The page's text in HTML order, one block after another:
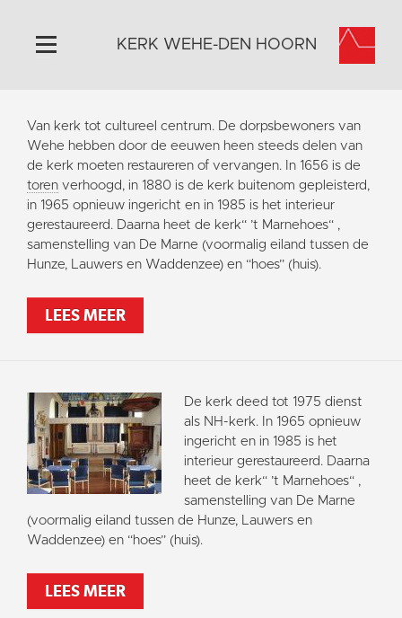
Home
Algemeen
Historie
Omgeving
Activiteiten
Steun ons
Contact
Vaktaal
KERK WEHE-DEN HOORN
Van kerk tot cultureel centrum. De dorpsbewoners van
Wehe hebben door de eeuwen heen steeds delen van
de kerk moeten restaureren of vervangen. In 1656 is de
toren verhoogd, in 1880 is de kerk buitenom gepleisterd,
in 1965 opnieuw ingericht en in 1985 is het interieur
gerestaureerd. Daarna heet de kerk“ ’t Marnehoes“ ,
samenstelling van De Marne (voormalig eiland tussen de
Hunze, Lauwers en Waddenzee) en “hoes” (huis).
LEES MEER
De kerk deed tot 1975 dienst
als NH-kerk. In 1965 opnieuw
ingericht en in 1985 is het
interieur gerestaureerd. Daarna
heet de kerk“ ’t Marnehoes“ ,
samenstelling van De Marne
(voormalig eiland tussen de Hunze, Lauwers en
Waddenzee) en “hoes” (huis).
LEES MEER